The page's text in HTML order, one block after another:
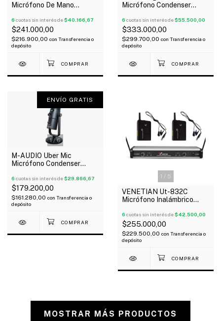
Micrófono De Mano
Conector Xlr
6 cuotas sin interés de$40.166,67
$241.000,00
$216.900,00 con Transferencia o
depósito
Micrófono Condenser
Lateral
6 cuotas sin interés de$55.500,00
$333.000,00
$299.700,00 con Transferencia o
depósito
1/6
ENVÍO GRATIS
M-AUDIO Uber Mic
Micrófono Condenser
6 cuotas sin interés de$29.866,67
$179.200,00
$161.280,00 con Transferencia o
depósito
1 / 5
VENETIAN Ut-832C
Micrófono Inalámbrico
6 cuotas sin interés de$42.500,00
$255.000,00
$229.500,00 con Transferencia o
depósito
MOSTRAR MÁS PRODUCTOS